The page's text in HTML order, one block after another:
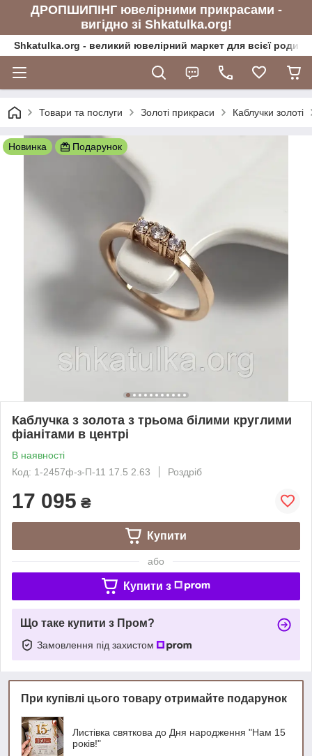
ДРОПШИПІНГ ювелірними прикрасами -
вигідно зі Shkatulka.org!
Shkatulka.org - великий ювелірний маркет для всієї
Товари та послуги Золоті прикраси Каблучки золоті
Новинка Подарунок
Каблучка з золота з трьома білими круглими
фіанітами в центрі
В наявності
Код: 1-2457ф-з-П-11 17.5 2.63
Роздріб
17 095 ₴
Купити
або
Купити з
Що таке купити з Пром?
Замовлення під захистом
При купівлі цього товару отримайте подарунок
Листівка святкова до Дня народження "Нам 15
років!"